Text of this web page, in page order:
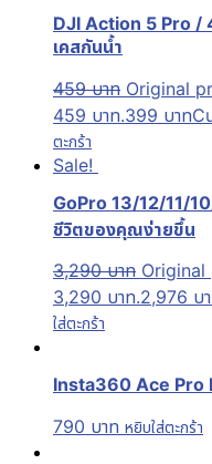
DJI Action 5 Pro /
เคสกันน้ำ
459บาท Original
459 บาท.399 บาท
ตะกร้า
Sale!
GoPro 13/12/11/
ชีวิตของคุณง่ายขึ้น
3,290บาท Original
3,290 บาท.2,976 บ
ใส่ตะกร้า
Insta360 Ace Pro
790 บาท หยิบใส่ตะกร้า